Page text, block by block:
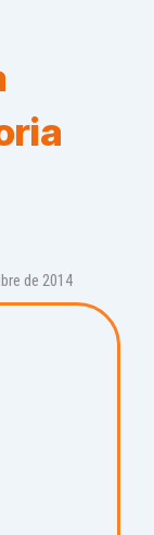
de 2014